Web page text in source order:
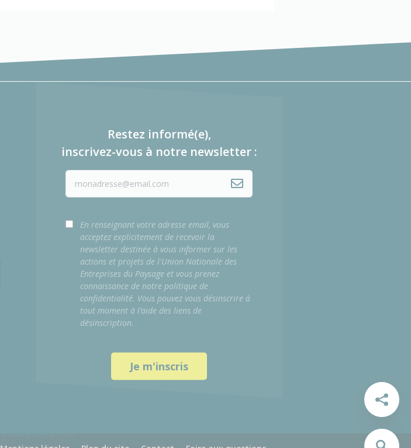
Restez informé(e),
inscrivez-vous à notre newsletter :
En renseignant votre adresse email, vous
acceptez explicitement de recevoir la
newsletter destinée à vous informer sur les
actions et projets de l'Union Nationale des
Entreprises du Paysage et vous prenez
connaissance de notre politique de
confidentialité. Vous pouvez vous désinscrire à
tout moment à l’aide des liens de
désinscription.